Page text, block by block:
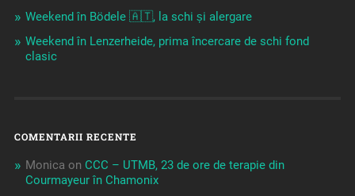
Weekend în Bödele 🇦🇹, la schi și alergare
Weekend în Lenzerheide, prima încercare de schi fond
clasic
COMENTARII RECENTE
Monica on CCC – UTMB, 23 de ore de terapie din
Courmayeur în Chamonix